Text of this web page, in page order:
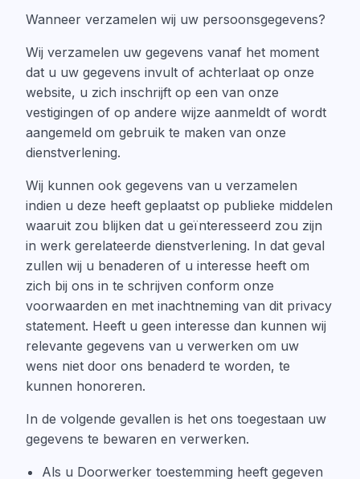
Wanneer verzamelen wij uw persoonsgegevens?
Wij verzamelen uw gegevens vanaf het moment
dat u uw gegevens invult of achterlaat op onze
website, u zich inschrijft op een van onze
vestigingen of op andere wijze aanmeldt of wordt
aangemeld om gebruik te maken van onze
dienstverlening.
Wij kunnen ook gegevens van u verzamelen
indien u deze heeft geplaatst op publieke middelen
waaruit zou blijken dat u geïnteresseerd zou zijn
in werk gerelateerde dienstverlening. In dat geval
zullen wij u benaderen of u interesse heeft om
zich bij ons in te schrijven conform onze
voorwaarden en met inachtneming van dit privacy
statement. Heeft u geen interesse dan kunnen wij
relevante gegevens van u verwerken om uw
wens niet door ons benaderd te worden, te
kunnen honoreren.
In de volgende gevallen is het ons toegestaan uw
gegevens te bewaren en verwerken.
Als u Doorwerker toestemming heeft gegeven